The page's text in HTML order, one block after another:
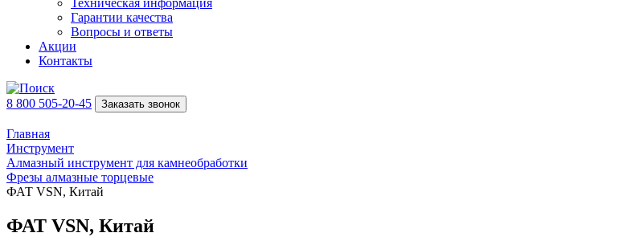
Техническая информация
Гарантии качества
Вопросы и ответы
Акции
Контакты
8 800 505-20-45 Заказать звонок
Главная
Инструмент
Алмазный инструмент для камнеобработки
Фрезы алмазные торцевые
ФАТ VSN, Китай
ФАТ VSN, Китай